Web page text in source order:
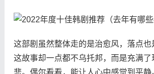
这部剧虽然整体走的是治愈风，落点也
这故事却一点都不乌托邦，而是充满了
悲。偶尔看看，能让人心中感觉到平静